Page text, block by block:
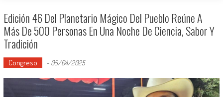
Edición 46 Del Planetario Mágico Del Pueblo Reúne A
Más De 500 Personas En Una Noche De Ciencia, Sabor Y
Tradición
Congreso - 05/04/2025